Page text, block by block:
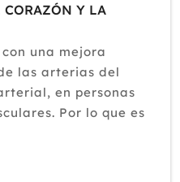
CORAZÓN Y LA
una mejora
las arterias del
en personas
Por lo que es
sobre: la
com...